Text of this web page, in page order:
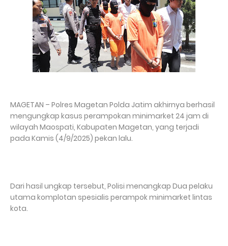
MAGETAN – Polres Magetan Polda Jatim akhirnya berhasil
mengungkap kasus perampokan minimarket 24 jam di
wilayah Maospati, Kabupaten Magetan, yang terjadi
pada Kamis (4/9/2025) pekan lalu.
Dari hasil ungkap tersebut, Polisi menangkap Dua pelaku
utama komplotan spesialis perampok minimarket lintas
kota.